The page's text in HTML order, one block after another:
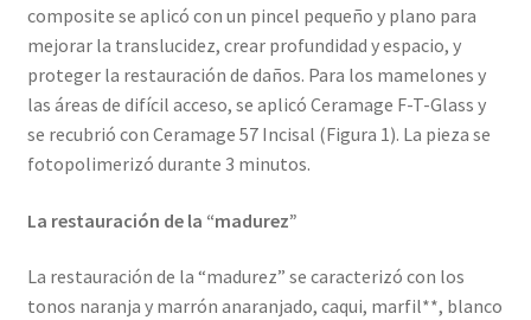
composite se aplicó con un pincel pequeño y plano para
mejorar la translucidez, crear profundidad y espacio, y
proteger la restauración de daños. Para los mamelones y
las áreas de difícil acceso, se aplicó Ceramage F-T-Glass y
se recubrió con Ceramage 57 Incisal (Figura 1). La pieza se
fotopolimerizó durante 3 minutos.
La restauración de la “madurez”
La restauración de la “madurez” se caracterizó con los
tonos naranja y marrón anaranjado, caqui, marfil**, blanco